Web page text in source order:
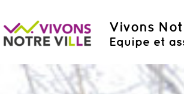
Vivons
Equipe et